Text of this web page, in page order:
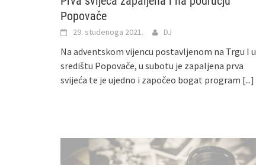
Popovače
29. studenoga 2021. DJ
Na adventskom vijencu postavljenom na Trgu I u
središtu Popovače, u subotu je zapaljena prva
svijeća te je ujedno i započeo bogat program [...]